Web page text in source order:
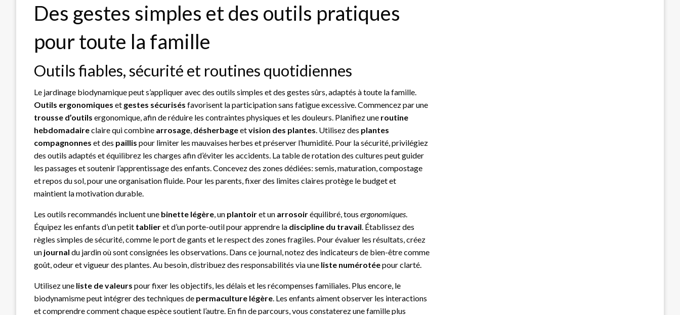
Des gestes simples et des outils pratiques
pour toute la famille
Outils fiables, sécurité et routines quotidiennes
Le jardinage biodynamique peut s’appliquer avec des outils simples et des gestes sûrs, adaptés à toute la famille.
Outils ergonomiques et gestes sécurisés favorisent la participation sans fatigue excessive. Commencez par une
trousse d’outils ergonomique, afin de réduire les contraintes physiques et les douleurs. Planifiez une routine
hebdomadaireclaire qui combine arrosage, désherbageetvision des plantes. Utilisez des plantes
compagnonnes et des paillis pour limiter les mauvaises herbes et préserver l’humidité. Pour la sécurité, privilégiez
des outils adaptés et équilibrez les charges afin d’éviter les accidents. La table de rotation des cultures peut guider
les passages et soutenir l’apprentissage des enfants. Concevez des zones dédiées: semis, maturation, compostage
et repos du sol, pour une organisation fluide. Pour les parents, fixer des limites claires protège le budget et
maintient la motivation durable.
Les outils recommandés incluent une binette légère, un plantoiret un arrosoiréquilibré, tous ergonomiques.
Équipez les enfants d’un petit tablieret d’un porte-outil pour apprendre la discipline du travail. Établissez des
règles simples de sécurité, comme le port de gants et le respect des zones fragiles. Pour évaluer les résultats, créez
un journal du jardin où sont consignées les observations. Dans ce journal, notez des indicateurs de bien-être comme
goût, odeur et vigueur des plantes. Au besoin, distribuez des responsabilités via une liste numérotéepour clarté.
Utilisez une liste de valeurs pour fixer les objectifs, les délais et les récompenses familiales. Plus encore, le
biodynamisme peut intégrer des techniques de permaculture légère. Les enfants aiment observer les interactions
et comprendre comment chaque espèce soutient l’autre. En fin de parcours, vous constaterez une famille plus